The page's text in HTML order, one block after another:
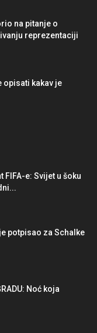
na pitanje o
reprezentaciji
opisati kakav je
FIFA-e: Svijet u šoku
potpisao za Schalke
Noć koja